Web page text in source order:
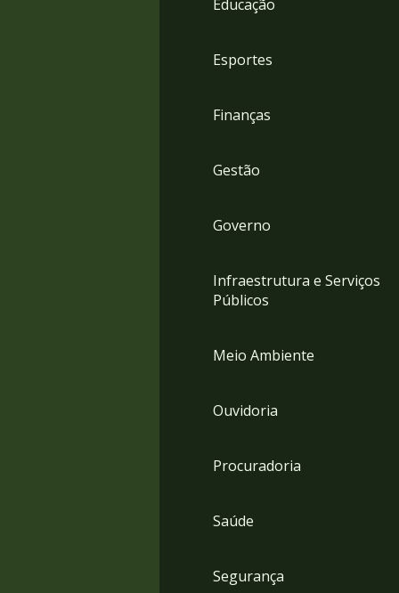
Educação
Esportes
Finanças
Gestão
Governo
Infraestrutura e Serviços
Públicos
Meio Ambiente
Ouvidoria
Procuradoria
Saúde
Segurança